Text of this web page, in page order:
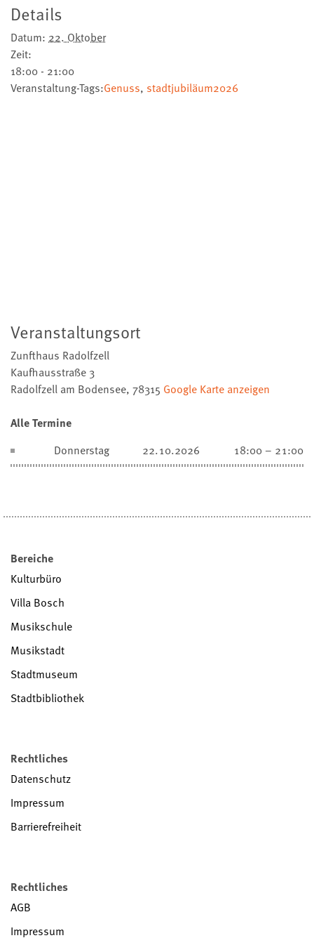
Details
Datum: 22. Oktober
Zeit:
18:00 - 21:00
Veranstaltung-Tags:Genuss, stadtjubiläum2026
Veranstaltungsort
Zunfthaus Radolfzell
Kaufhausstraße 3
Radolfzell am Bodensee, 78315 Google Karte anzeigen
Alle Termine
Donnerstag
22.10.2026 18:00 – 21:00
Bereiche
Kulturbüro
Villa Bosch
Musikschule
Musikstadt
Stadtmuseum
Stadtbibliothek
Rechtliches
Datenschutz
Impressum
Barrierefreiheit
Rechtliches
AGB
Impressum